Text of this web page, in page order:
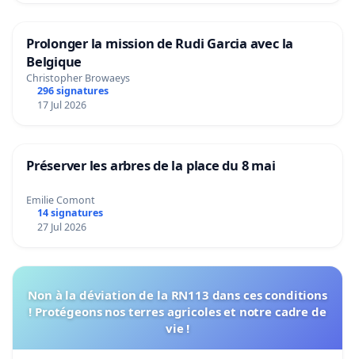
Prolonger la mission de Rudi Garcia avec la
Belgique
Christopher Browaeys
296 signatures
17 Jul 2026
Préserver les arbres de la place du 8 mai
Emilie Comont
14 signatures
27 Jul 2026
Non à la déviation de la RN113 dans ces conditions
! Protégeons nos terres agricoles et notre cadre de
vie !